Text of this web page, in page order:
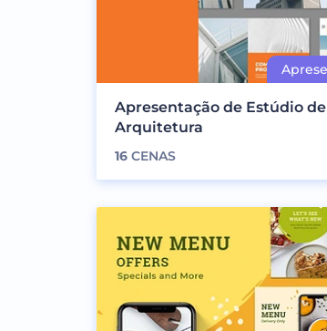
Apresentação de Estúdio de
Arquitetura
16 CENAS